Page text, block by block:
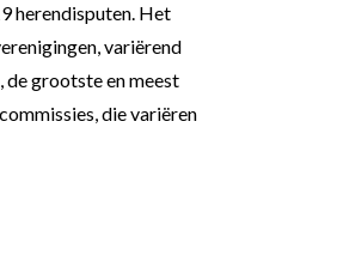
herendisputen. Het
variërend
de grootste en meest
die variëren